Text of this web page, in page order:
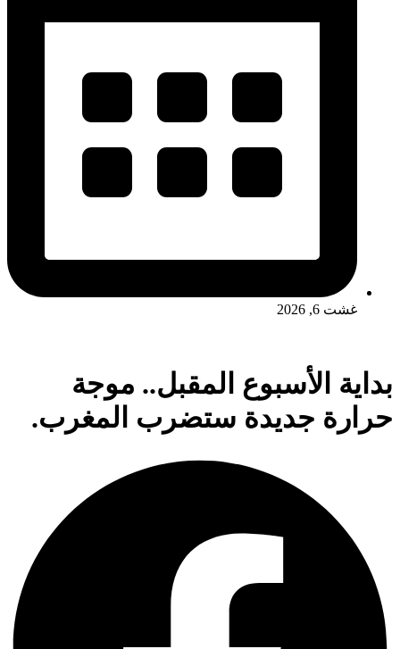
غشت 6, 2026
بداية الأسبوع المقبل.. موجة
حرارة جديدة ستضرب المغرب.